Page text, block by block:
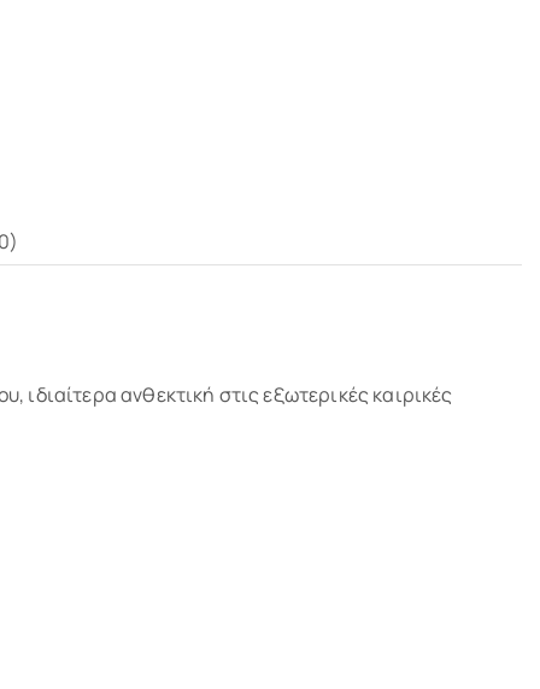
ανθεκτική στις εξωτερικές καιρικές